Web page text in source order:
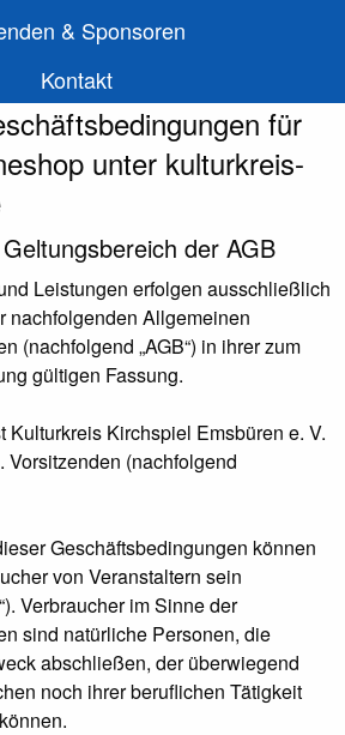
& Sponsoren
Kontakt
für
unter kulturkreis-
der AGB
Leistungen erfolgen ausschließlich
nachfolgenden Allgemeinen
(nachfolgend „AGB“) in ihrer zum
gültigen Fassung.
Kulturkreis Kirchspiel Emsbüren e. V.
Vorsitzenden (nachfolgend
Geschäftsbedingungen können
von Veranstaltern sein
Verbraucher im Sinne der
sind natürliche Personen, die
abschließen, der überwiegend
noch ihrer beruflichen Tätigkeit